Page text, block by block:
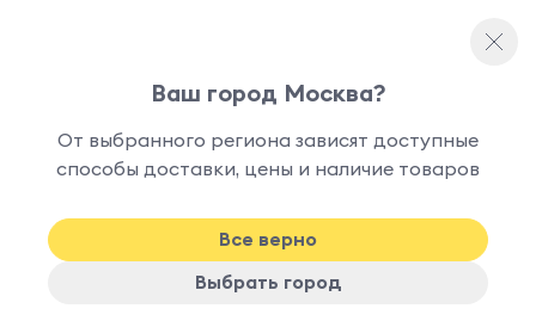
Ваш город Москва?
От выбранного региона зависят доступные
способы доставки, цены и наличие товаров
Все верно
Выбрать город